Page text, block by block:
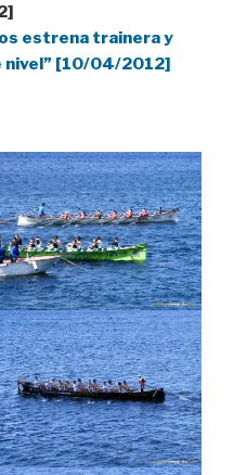
estrena trainera y
nivel” [10/04/2012]